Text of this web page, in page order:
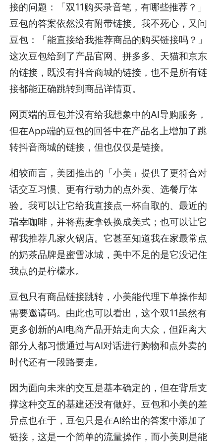
接的问题：「双11购买录音笔，有哪些推荐？」
豆包的答案依然没有附带链接。我不死心，又问
豆包：「能直接给我推荐商品的购买链接吗？」
这次豆包给到了产品官网、拼多多、天猫和京东
的链接，既没有抖音商城的链接，也不是所有链
接都能正确跳转到商品详情页。
网页端的豆包并没有给我想象中的AI导购服务，
但在App端的豆包的回答中在产品名上增加了跳
转抖音商城的链接，但也仅仅是链接。
相较而言，美团推出的「小美」提供了更符合对
话交互习惯、更有行动力的点外卖、选餐厅体
验。我可以让它给我直接点一杯自取的、最近的
瑞幸咖啡，并将燕麦拿铁换成美式；也可以让它
帮我推荐几家火锅店。它甚至知道我在家最常点
的奶茶品牌是蜜雪冰城，美中不足的是它没记住
我点的是柠檬水。
豆包只有商品链接跳转，小美能代理下单操作却
需要邀请码。由此也可以看出，这个双11虽然有
更多创新的AI电商产品开始走向大众，但距离大
部分人都习惯通过与AI对话进行购物和点外卖的
时代还有一段路要走。
因为面向未来的交互是基本确定的，但在背后支
撑这种交互的基建还没有做好。豆包和小美的差
异点也在于，豆包只是在AI给出的答案中添加了
链接，这是一个简单的流量操作，而小美则是能